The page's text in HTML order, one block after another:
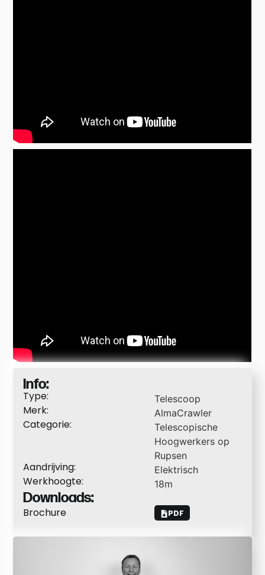
Info:
Type: Telescoop
Merk: AlmaCrawler
Categorie:
Telescopische
Hoogwerkers op
Rupsen
Aandrijving: Elektrisch
Werkhoogte: 18m
Downloads:
Brochure PDF